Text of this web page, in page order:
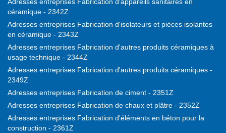
céramique - 2342Z
Adresses entreprises Fabrication d'isolateurs et pièces isolantes
en céramique - 2343Z
Adresses entreprises Fabrication d'autres produits céramiques à
usage technique - 2344Z
Adresses entreprises Fabrication d'autres produits céramiques -
2349Z
Adresses entreprises Fabrication de ciment - 2351Z
Adresses entreprises Fabrication de chaux et plâtre - 2352Z
Adresses entreprises Fabrication d'éléments en béton pour la
construction - 2361Z